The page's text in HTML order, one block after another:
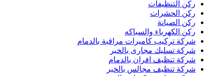
ركن التنظيفات
ركن الحشرات
ركن الصيانة
ركن الكهرباء والسباكه
شركة تركيب كاميرات مراقبة بالدمام
شركة تسليك مجارى بالخبر
شركة تنظيف افران بالدمام
شركة تنظيف مجالس بالخبر